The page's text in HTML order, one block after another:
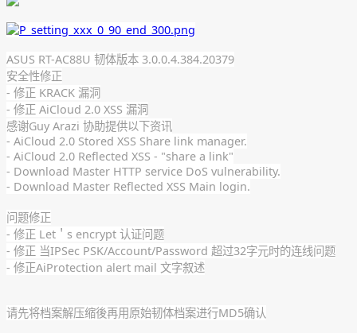
ASUS RT-AC88U 韧体版本 3.0.0.4.384.20379
安全性修正
- 修正 KRACK 漏洞
- 修正 AiCloud 2.0 XSS 漏洞
感谢Guy Arazi 协助提供以下资讯
- AiCloud 2.0 Stored XSS Share link manager.
- AiCloud 2.0 Reflected XSS - "share a link"
- Download Master HTTP service DoS vulnerability.
- Download Master Reflected XSS Main login.
问题修正
- 修正 Let＇s encrypt 认证问题
- 修正 当IPSec PSK/Account/Password 超过32字元时的连线问题
- 修正AiProtection alert mail 文字叙述
请先将档案解压缩後再用原始韧体档案进行MD5确认